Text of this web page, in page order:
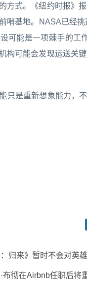
方式。《纽约时报》
哨基地。NASA已经
可能是一项棘手的工
构可能会发现运送关
只是重新想象能力，
：归来》暂时不会对英
布彻在Airbnb任职后将